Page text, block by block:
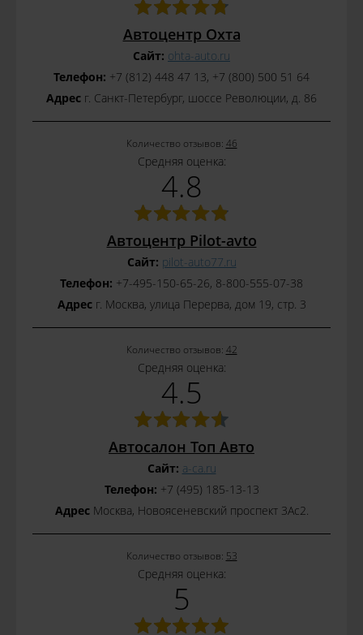
Автоцентр Охта
Сайт: ohta-auto.ru
Телефон: +7 (812) 448 47 13, +7 (800) 500 51 64
Адрес г. Санкт-Петербург, шоссе Революции, д. 86
Количество отзывов: 46
Средняя оценка:
4.8
Автоцентр Pilot-avto
Сайт: pilot-auto77.ru
Телефон: +7-495-150-65-26, 8-800-555-07-38
Адресг. Москва, улица Перерва, дом 19, стр. 3
Количество отзывов: 42
Средняя оценка:
4.5
Автосалон Топ Авто
Сайт: a-ca.ru
Телефон: +7 (495) 185-13-13
АдресМосква, Новоясеневский проспект 3Ас2.
Количество отзывов: 53
Средняя оценка:
5